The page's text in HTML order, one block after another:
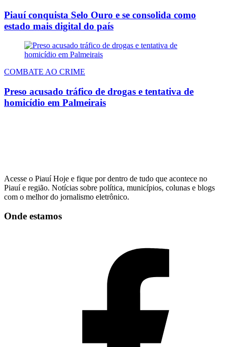
Piauí conquista Selo Ouro e se consolida como
estado mais digital do país
COMBATE AO CRIME
Preso acusado tráfico de drogas e tentativa de
homicídio em Palmeirais
Acesse o Piauí Hoje e fique por dentro de tudo que acontece no
Piauí e região. Notícias sobre política, municípios, colunas e blogs
com o melhor do jornalismo eletrônico.
Onde estamos